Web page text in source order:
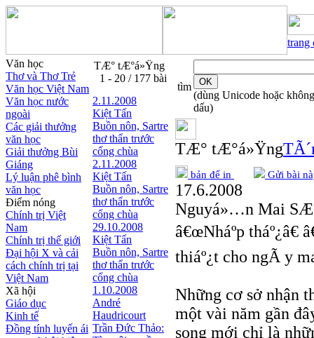
trang
Văn học
Thơ và Thơ Trẻ
Văn học Việt Nam
Văn học nước
ngoài
Các giải thưởng
văn học
Giải thưởng Bùi
Giáng
Lý luận phê bình
văn học
Điểm nóng
Chính trị Việt
Nam
Chính trị thế giới
Đại hội X và cải
cách chính trị tại
Việt Nam
Xã hội
Giáo dục
Kinh tế
Đồng tính luyến ái
TÆ° tÆ°á»Ÿng
1 - 20 / 177 bài
2.11.2008
Kiệt Tấn
Buồn nôn, Sartre
thơ thẩn trước
cổng chùa
2.11.2008
Kiệt Tấn
Buồn nôn, Sartre
thơ thẩn trước
cổng chùa
29.10.2008
Kiệt Tấn
Buồn nôn, Sartre
thơ thẩn trước
cổng chùa
1.10.2008
André
Haudricourt
Trần Đức Thảo:
tìm
(dùng Unicode hoặc không
dấu)
TÆ° tÆ°á»Ÿng
bản để in Gửi bài
17.6.2008
Nguyá»…n Mai
â€œNháº­p
thiáº¿t cho ngÃ y
Những cơ sở nhận
một vài năm gần
song mới chỉ là